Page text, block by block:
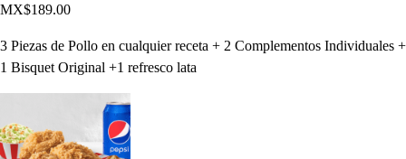
MX$189.00
3 Piezas de Pollo en cualquier receta + 2 Complementos Individuales +
1 Bisquet Original +1 refresco lata